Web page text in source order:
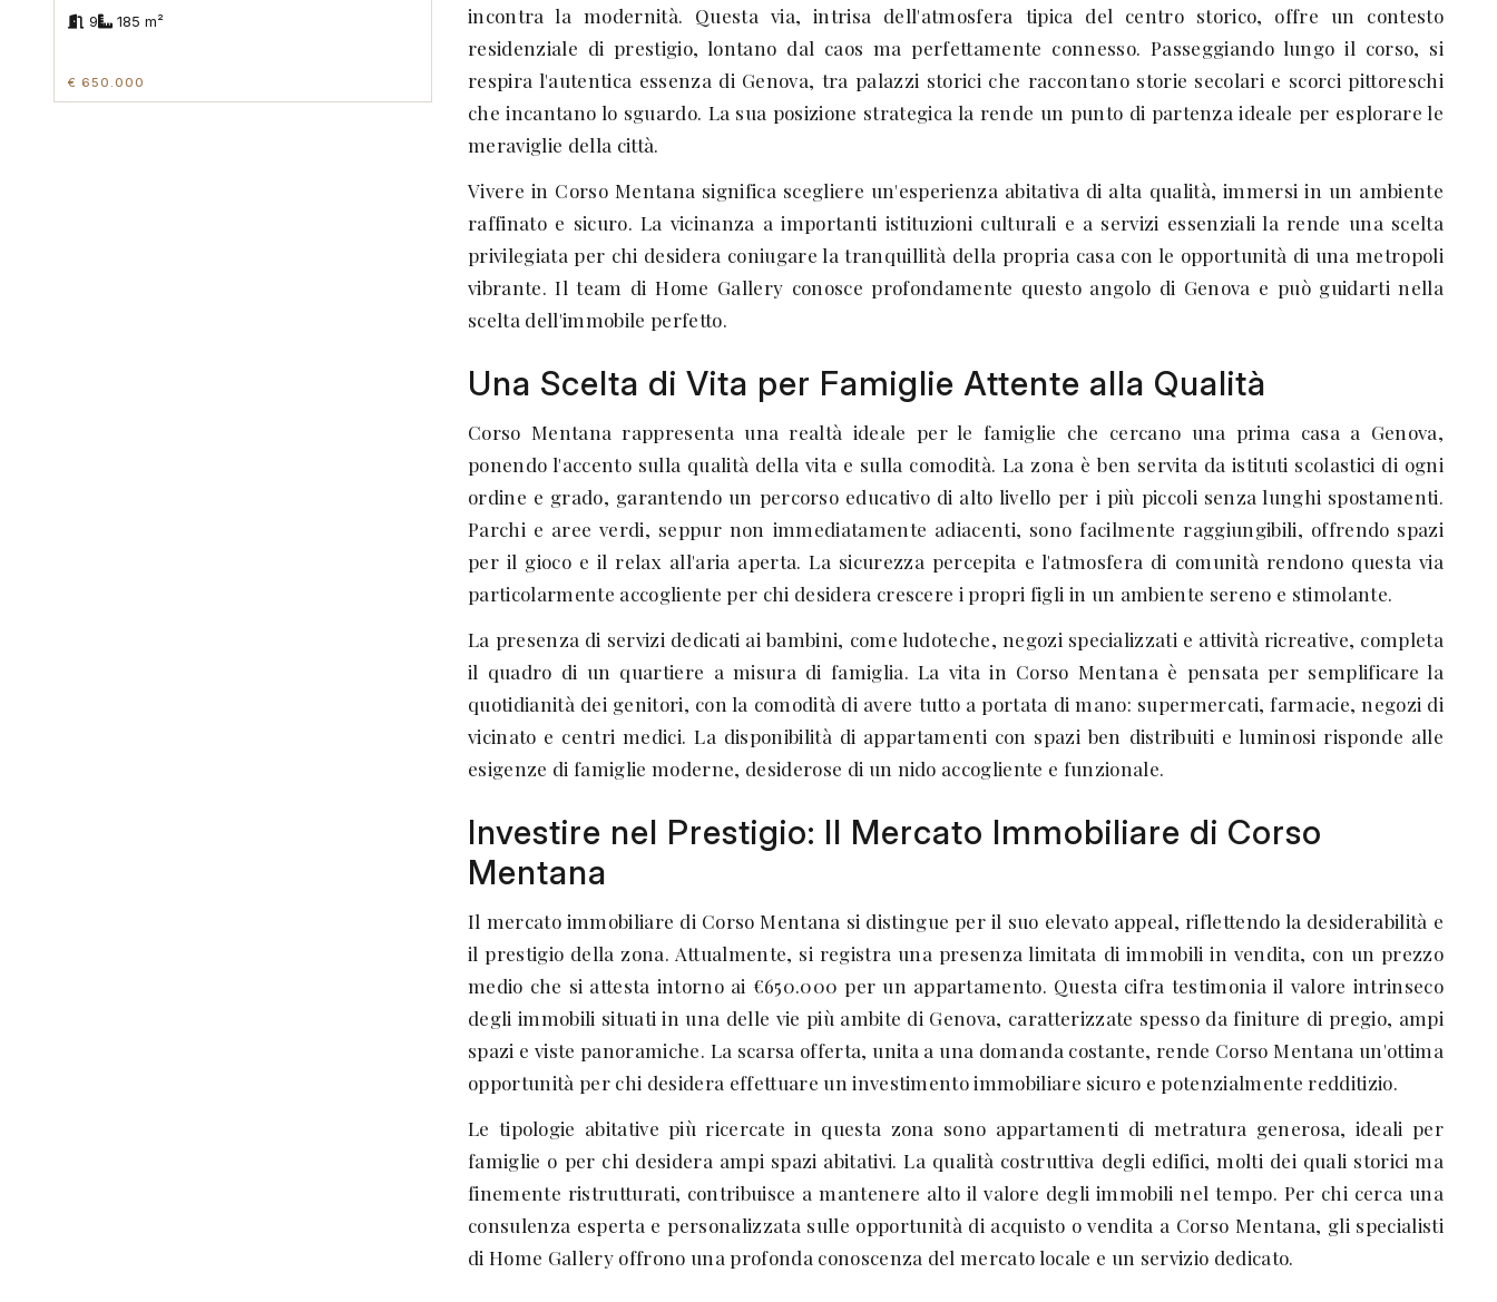
9 185 m²
€ 650.000
incontra la modernità. Questa via, intrisa dell'atmosfera tipica del centro storico, offre un contesto
residenziale di prestigio, lontano dal caos ma perfettamente connesso. Passeggiando lungo il corso, si
respira l'autentica essenza di Genova, tra palazzi storici che raccontano storie secolari e scorci pittoreschi
che incantano lo sguardo. La sua posizione strategica la rende un punto di partenza ideale per esplorare le
meraviglie della città.
Vivere in Corso Mentana significa scegliere un'esperienza abitativa di alta qualità, immersi in un ambiente
raffinato e sicuro. La vicinanza a importanti istituzioni culturali e a servizi essenziali la rende una scelta
privilegiata per chi desidera coniugare la tranquillità della propria casa con le opportunità di una metropoli
vibrante. Il team di Home Gallery conosce profondamente questo angolo di Genova e può guidarti nella
scelta dell'immobile perfetto.
Una Scelta di Vita per Famiglie Attente alla Qualità
Corso Mentana rappresenta una realtà ideale per le famiglie che cercano una prima casa a Genova,
ponendo l'accento sulla qualità della vita e sulla comodità. La zona è ben servita da istituti scolastici di ogni
ordine e grado, garantendo un percorso educativo di alto livello per i più piccoli senza lunghi spostamenti.
Parchi e aree verdi, seppur non immediatamente adiacenti, sono facilmente raggiungibili, offrendo spazi
per il gioco e il relax all'aria aperta. La sicurezza percepita e l'atmosfera di comunità rendono questa via
particolarmente accogliente per chi desidera crescere i propri figli in un ambiente sereno e stimolante.
La presenza di servizi dedicati ai bambini, come ludoteche, negozi specializzati e attività ricreative, completa
il quadro di un quartiere a misura di famiglia. La vita in Corso Mentana è pensata per semplificare la
quotidianità dei genitori, con la comodità di avere tutto a portata di mano: supermercati, farmacie, negozi di
vicinato e centri medici. La disponibilità di appartamenti con spazi ben distribuiti e luminosi risponde alle
esigenze di famiglie moderne, desiderose di un nido accogliente e funzionale.
Investire nel Prestigio: Il Mercato Immobiliare di Corso
Mentana
Il mercato immobiliare di Corso Mentana si distingue per il suo elevato appeal, riflettendo la desiderabilità e
il prestigio della zona. Attualmente, si registra una presenza limitata di immobili in vendita, con un prezzo
medio che si attesta intorno ai €650.000 per un appartamento. Questa cifra testimonia il valore intrinseco
degli immobili situati in una delle vie più ambite di Genova, caratterizzate spesso da finiture di pregio, ampi
spazi e viste panoramiche. La scarsa offerta, unita a una domanda costante, rende Corso Mentana un'ottima
opportunità per chi desidera effettuare un investimento immobiliare sicuro e potenzialmente redditizio.
Le tipologie abitative più ricercate in questa zona sono appartamenti di metratura generosa, ideali per
famiglie o per chi desidera ampi spazi abitativi. La qualità costruttiva degli edifici, molti dei quali storici ma
finemente ristrutturati, contribuisce a mantenere alto il valore degli immobili nel tempo. Per chi cerca una
consulenza esperta e personalizzata sulle opportunità di acquisto o vendita a Corso Mentana, gli specialisti
di Home Gallery offrono una profonda conoscenza del mercato locale e un servizio dedicato.